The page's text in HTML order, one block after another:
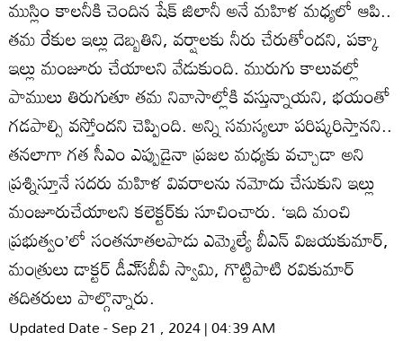
ముస్లిం కాలనీకి చెందిన షేక్‌ జిలానీ అనే మహిళ మధ్యలో ఆపి..
తమ రేకుల ఇల్లు దెబ్బతిని, వర్షాలకు నీరు చేరుతోందని, పక్కా
ఇల్లు మంజూరు చేయాలని వేడుకుంది. మురుగు కాలువల్లో
పాములు తిరుగుతూ తమ నివాసాల్లోకి వస్తున్నాయని, భయంతో
గడపాల్సి వస్తోందని చెప్పింది. అన్ని సమస్యలూ పరిష్కరిస్తానని..
తనలాగా గత సీఎం ఎప్పుడైనా ప్రజల మధ్యకు వచ్చాడా అని
ప్రశ్నిస్తూనే సదరు మహిళ వివరాలను నమోదు చేసుకుని ఇల్లు
మంజూరుచేయాలని కలెక్టర్‌కు సూచించారు. ‘ఇది మంచి
ప్రభుత్వం’లో సంతనూతలపాడు ఎమ్మెల్యే బీఎన్‌ విజయకుమార్‌,
మంత్రులు డాక్టర్‌ డీఎ్‌సబీవీ స్వామి, గొట్టిపాటి రవికుమార్‌
తదితరులు పాల్గొన్నారు.
Updated Date - Sep 21 , 2024 | 04:39 AM